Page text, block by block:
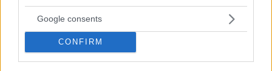
Google consents
CONFIRM